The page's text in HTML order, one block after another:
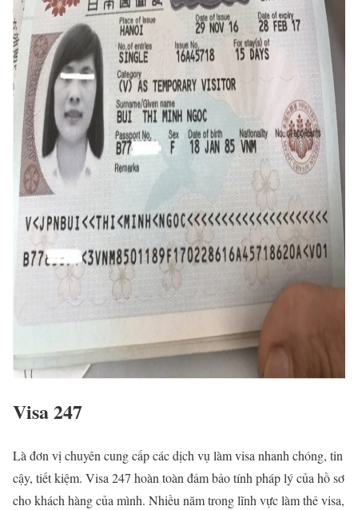
Visa 247
Là đơn vị chuyên cung cấp các dịch vụ làm visa nhanh chóng, tin
cậy, tiết kiệm. Visa 247 hoàn toàn đảm bảo tính pháp lý của hồ sơ
cho khách hàng của mình. Nhiều năm trong lĩnh vực làm thẻ visa,